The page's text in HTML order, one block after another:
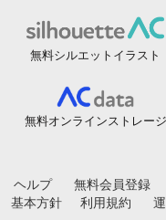
無料シルエットイラスト
無料オンラインストレージ
ヘルプ 無料会員登録
基本方針
利用規約